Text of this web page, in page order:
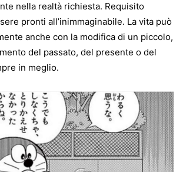
nella realtà richiesta. Requisito
pronti all’inimmaginabile. La vita può
anche con la modifica di un piccolo,
del passato, del presente o del
in meglio.